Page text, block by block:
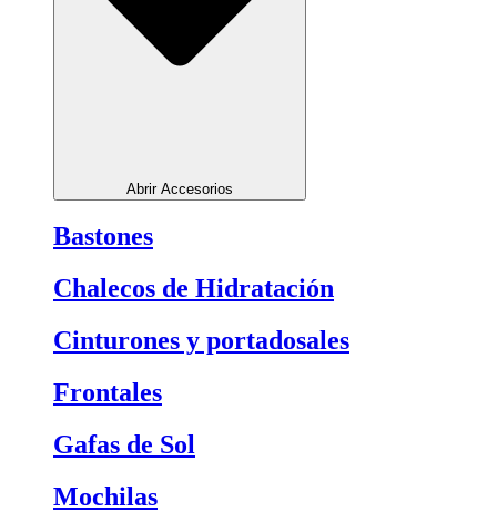
Abrir Accesorios
Bastones
Chalecos de Hidratación
Cinturones y portadosales
Frontales
Gafas de Sol
Mochilas